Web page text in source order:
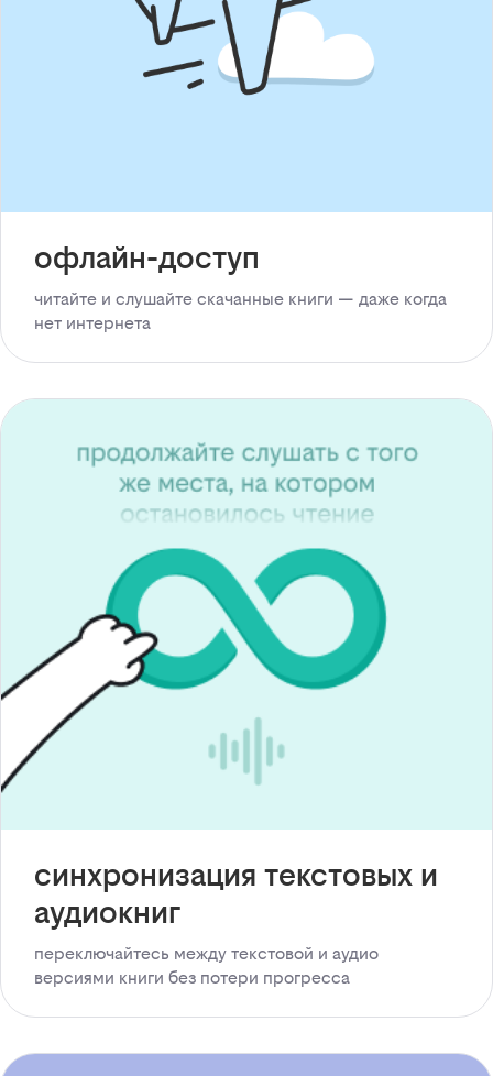
офлайн-доступ
читайте и слушайте скачанные книги — даже когда
нет интернета
синхронизация текстовых и
аудиокниг
переключайтесь между текстовой и аудио
версиями книги без потери прогресса